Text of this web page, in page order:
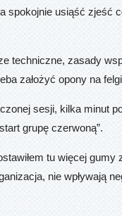
spokojnie usiąść zjeść
techniczne, zasady
założyć opony na
sesji, kilka minut
grupę czerwoną”.
tu więcej
nie wpływają